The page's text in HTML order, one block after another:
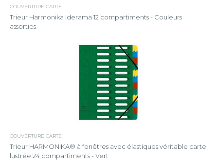
COUVERTURE CARTE
Trieur Harmonika Iderama 12 compartiments - Couleurs
assorties
COUVERTURE CARTE
Trieur HARMONIKA® à fenêtres avec élastiques véritable carte
lustrée 24 compartiments - Vert